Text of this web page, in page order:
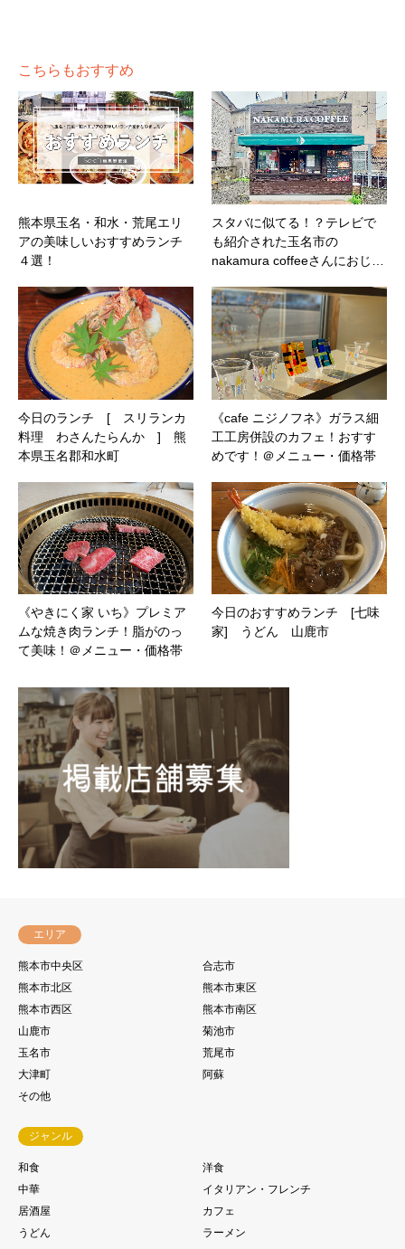
こちらもおすすめ
熊本県玉名・和水・荒尾エリ
アの美味しいおすすめランチ
４選！
スタバに似てる！？テレビで
も紹介された玉名市の
nakamura coffeeさんにおじ…
今日のランチ [ スリランカ
料理 わさんたらんか ] 熊
本県玉名郡和水町
《cafe ニジノフネ》ガラス細
工工房併設のカフェ！おすす
めです！＠メニュー・価格帯
《やきにく家 いち》プレミア
ムな焼き肉ランチ！脂がのっ
て美味！＠メニュー・価格帯
今日のおすすめランチ [七味
家] うどん 山鹿市
エリア
熊本市中央区
合志市
熊本市北区
熊本市東区
熊本市西区
熊本市南区
山鹿市
菊池市
玉名市
荒尾市
大津町
阿蘇
その他
ジャンル
和食
洋食
中華
イタリアン・フレンチ
居酒屋
カフェ
うどん
ラーメン